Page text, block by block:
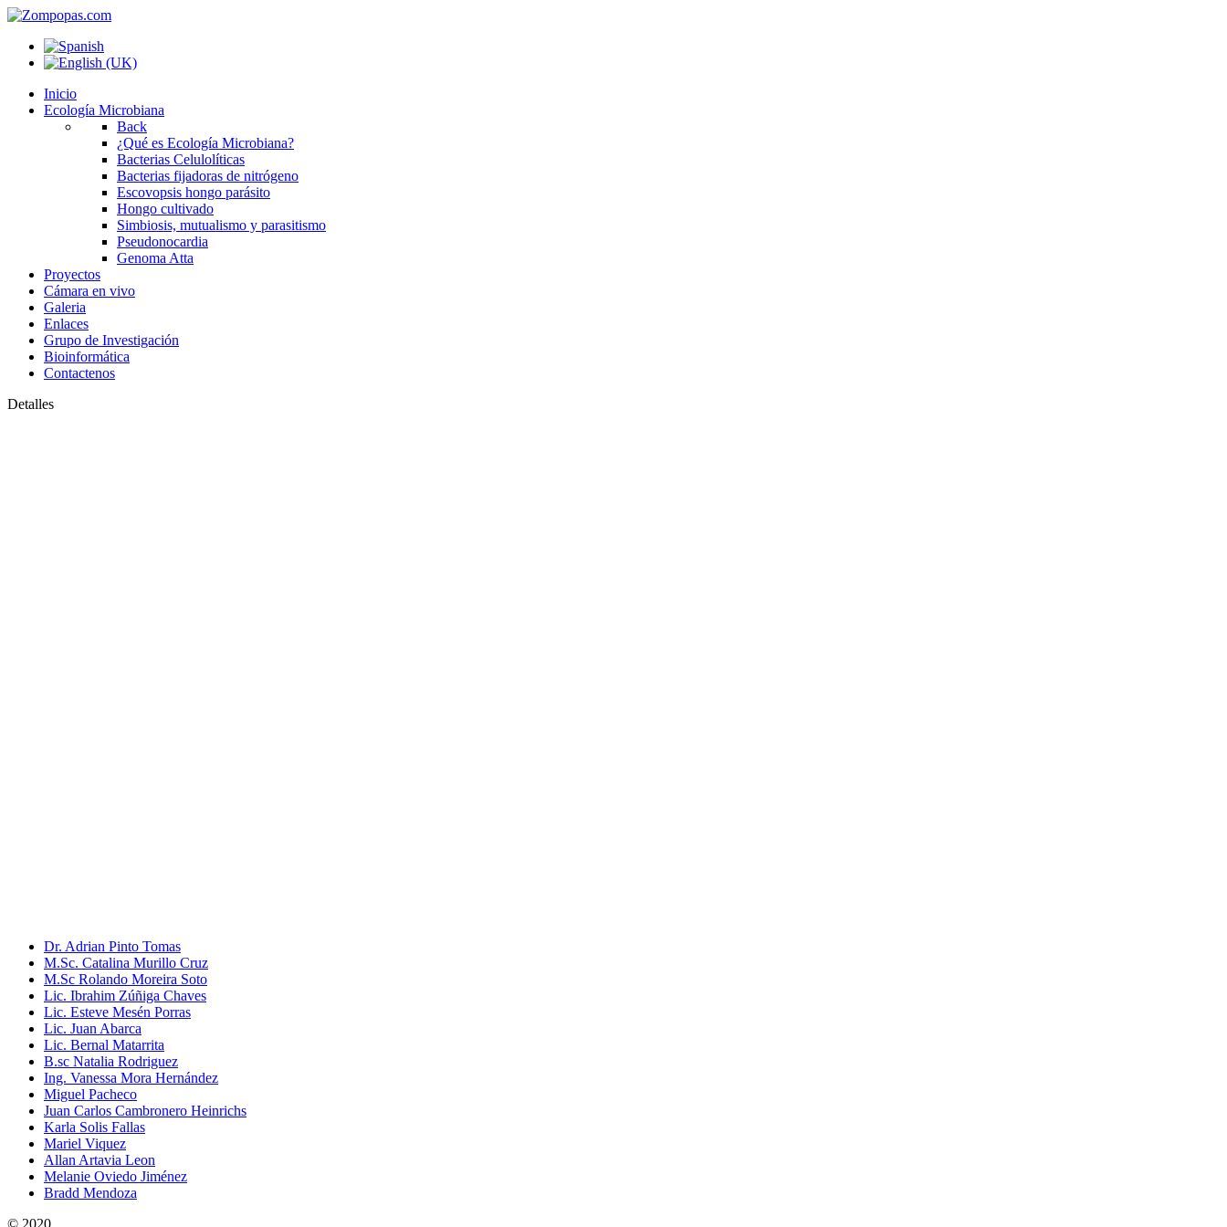
Inicio
Ecología Microbiana
Back
¿Qué es Ecología Microbiana?
Bacterias Celulolíticas
Bacterias fijadoras de nitrógeno
Escovopsis hongo parásito
Hongo cultivado
Simbiosis, mutualismo y parasitismo
Pseudonocardia
Genoma Atta
Proyectos
Cámara en vivo
Galeria
Enlaces
Grupo de Investigación
Bioinformática
Contactenos
Detalles
Dr. Adrian Pinto Tomas
M.Sc. Catalina Murillo Cruz
M.Sc Rolando Moreira Soto
Lic. Ibrahim Zúñiga Chaves
Lic. Esteve Mesén Porras
Lic. Juan Abarca
Lic. Bernal Matarrita
B.sc Natalia Rodriguez
Ing. Vanessa Mora Hernández
Miguel Pacheco
Juan Carlos Cambronero Heinrichs
Karla Solis Fallas
Mariel Viquez
Allan Artavia Leon
Melanie Oviedo Jiménez
Bradd Mendoza
© 2020